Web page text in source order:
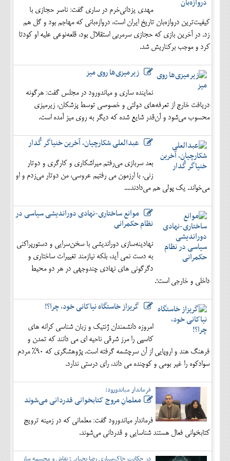
مهدی یزدانی‌خرم در ساری گفت: ناصر حجازی با
کیفیت‌ترین دروازه‌بان تاریخ ایران است، دروازه‌بانی که مهاجم بود و گل هم
زد. در آخرین بازی که حجازی سرمربی استقلال بود، قلعه‌نوعی علیه او کودتا
کرد و موجب برکناریش شد.
زیرمیزی‌ها روی میز
نماینده ساری و میاندورود در مجلس گفت: هرگونه
دریافت خارج از تعرفه‌های دولتی و خصوصی توسط پزشکان، زیرمیزی
محسوب می‌شود و آن‌قدر شایع شده که دیگر به روی میز آمده است.
عبدالعلی شکارچیان، آخرین خنیاگر گُدار
بعد سربازی می‌رفتم میراشکاری و کارگری و دوتار
زنی. با ارزمون می رفتیم عروسی، من دوتار می‌زدم و او
می‌خواند. یک پولی هم می‌دادند....
موانع ساختاری-نهادی دوراندیشی سیاسی در
نظام حکمرانی
نهادینه‌سازی دوراندیشی با سخن‌سرایی و دستورپراکنی
به دست نمی آید، بلکه نیازمند تغییرات ساختاری و
دگرگونی های نهادی چندوجهی در هر دو محیط
داخلی و خارجی است؛.
گریزاز خاستگاه نیاکانی خود، چرا؟!
امروزه دانشمندان ژنتیک و زبان شناسی کرانه های
کاسپی را مرز شرقی ناحیه ای می دانند که تمدن و
فرهنگ هند و اروپایی از آن سرچشمه گرفته است. پژوهشگری که 90% مردم
سوادکوه را غیر بومی و کوچنده می داند، رای درستی ندارد.
فرماندار میاندورود:
معلمانِ مروج کتابخوانی قدردانی می‌شوند
فرماندار میاندورود گفت: معلمانی که در زمینه ترویج
کتابخوانی فعال هستند شناسایی و قدردانی می‌شوند.